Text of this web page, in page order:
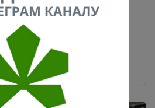
проходили найближчим
виборців на них
Віталія Кличка” –